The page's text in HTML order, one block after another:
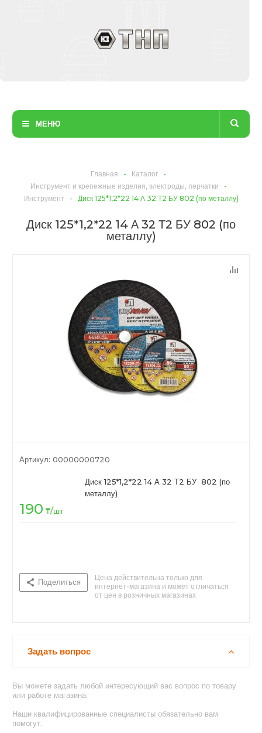
МЕНЮ
Главная - Каталог
-
Инструмент и крепежные изделия, электроды, перчатки
-
Инструмент
- Диск 125*1,2*22 14 А 32 Т2 БУ 802 (по металлу)
Диск 125*1,2*22 14 А 32 Т2 БУ 802 (по
металлу)
Артикул: 00000000720
Диск 125*1,2*22 14 А 32 Т2 БУ 802 (по
металлу)
190 ₸/шт
Нет в наличии
Поделиться
Цена действительна только для
интернет-магазина и может отличаться
от цен в розничных магазинах
Задать вопрос
Вы можете задать любой интересующий вас вопрос по товару
или работе магазина.
Наши квалифицированные специалисты обязательно вам
помогут.